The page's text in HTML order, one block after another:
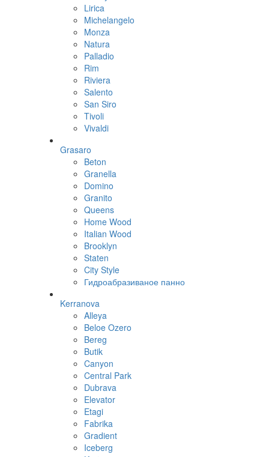
Lirica
Michelangelo
Monza
Natura
Palladio
Rim
Riviera
Salento
San Siro
Tivoli
Vivaldi
Grasaro
Beton
Granella
Domino
Granito
Queens
Home Wood
Italian Wood
Brooklyn
Staten
City Style
Гидроабразиваное панно
Kerranova
Alleya
Beloe Ozero
Bereg
Butik
Canyon
Central Park
Dubrava
Elevator
Etagi
Fabrika
Gradient
Iceberg